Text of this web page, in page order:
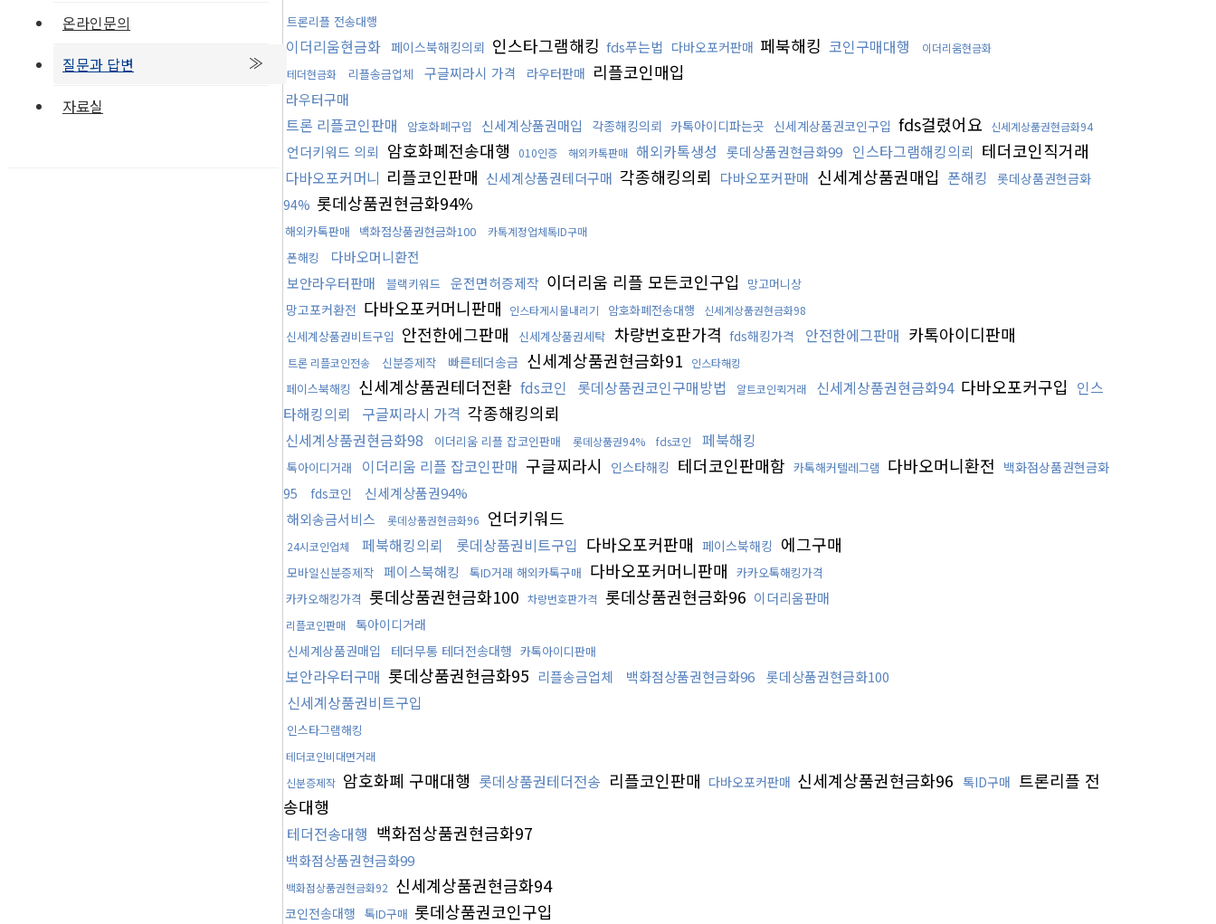
온라인문의
질문과 답변
자료실
트론리플 전송대행
이더리움현금화 페이스북해킹의뢰 인스타그램해킹 fds푸는법 다바오포커판매 페북해킹 코인구매대행
이더리움현금화
테더현금화
리플송금업체 구글찌라시 가격 라우터판매 리플코인매입
라우터구매
트론 리플코인판매 암호화폐구입 신세계상품권매입 각종해킹의뢰 카톡아이디파는곳 신세계상품권코인구입 fds걸렸어요 신세계상품권현금화94
언더키워드 의뢰 암호화폐전송대행 010인증 해외카톡판매 해외카톡생성 롯데상품권현금화99 인스타그램해킹의뢰 테더코인직거래
다바오포커머니 리플코인판매 신세계상품권테더구매 각종해킹의뢰 다바오포커판매 신세계상품권매입 폰해킹 롯데상품권현금화
94% 롯데상품권현금화94%
해외카톡판매 백화점상품권현금화100 카톡계정업체톡ID구매
폰해킹
다바오머니환전
보안라우터판매
블랙키워드 운전면허증제작 이더리움 리플 모든코인구입 망고머니상
망고포커환전 다바오포커머니판매 인스타게시물내리기 암호화폐전송대행 신세계상품권현금화98
신세계상품권비트구입 안전한에그판매 신세계상품권세탁 차량번호판가격 fds해킹가격 안전한에그판매 카톡아이디판매
트론 리플코인전송 신분증제작 빠른테더송금 신세계상품권현금화91 인스타해킹
페이스북해킹 신세계상품권테더전환 fds코인 롯데상품권코인구매방법 알트코인퀵거래 신세계상품권현금화94 다바오포커구입 인스
타해킹의뢰
구글찌라시 가격 각종해킹의뢰
신세계상품권현금화98 이더리움 리플 잡코인판매 롯데상품권94% fds코인 페북해킹
톡아이디거래 이더리움 리플 잡코인판매 구글찌라시 인스타해킹 테더코인판매함 카톡해커텔레그램 다바오머니환전 백화점상품권현금화
95
fds코인
신세계상품권94%
해외송금서비스
롯데상품권현금화96 언더키워드
24시코인업체 페북해킹의뢰 롯데상품권비트구입 다바오포커판매 페이스북해킹 에그구매
모바일신분증제작 페이스북해킹 톡ID거래 해외카톡구매 다바오포커머니판매 카카오톡해킹가격
카카오해킹가격 롯데상품권현금화100 차량번호판가격 롯데상품권현금화96 이더리움판매
리플코인판매
톡아이디거래
신세계상품권매입
테더무통 테더전송대행 카톡아이디판매
보안라우터구매 롯데상품권현금화95 리플송금업체 백화점상품권현금화96 롯데상품권현금화100
신세계상품권비트구입
인스타그램해킹
테더코인비대면거래
신분증제작 암호화폐 구매대행 롯데상품권테더전송 리플코인판매 다바오포커판매 신세계상품권현금화96 톡ID구매 트론리플 전
송대행
테더전송대행 백화점상품권현금화97
백화점상품권현금화99
백화점상품권현금화92 신세계상품권현금화94
코인전송대행 톡ID구매 롯데상품권코인구입